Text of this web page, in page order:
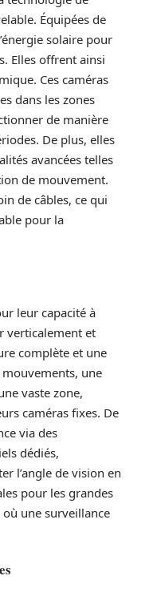
Équipées de
solaire pour
Elles offrent ainsi
Ces caméras
dans les zones
de manière
De plus, elles
avancées telles
de mouvement.
de câbles, ce qui
pour la
leur capacité à
verticalement et
complète et une
mouvements, une
vaste zone,
caméras fixes. De
via des
dédiés,
l’angle de vision en
pour les grandes
une surveillance